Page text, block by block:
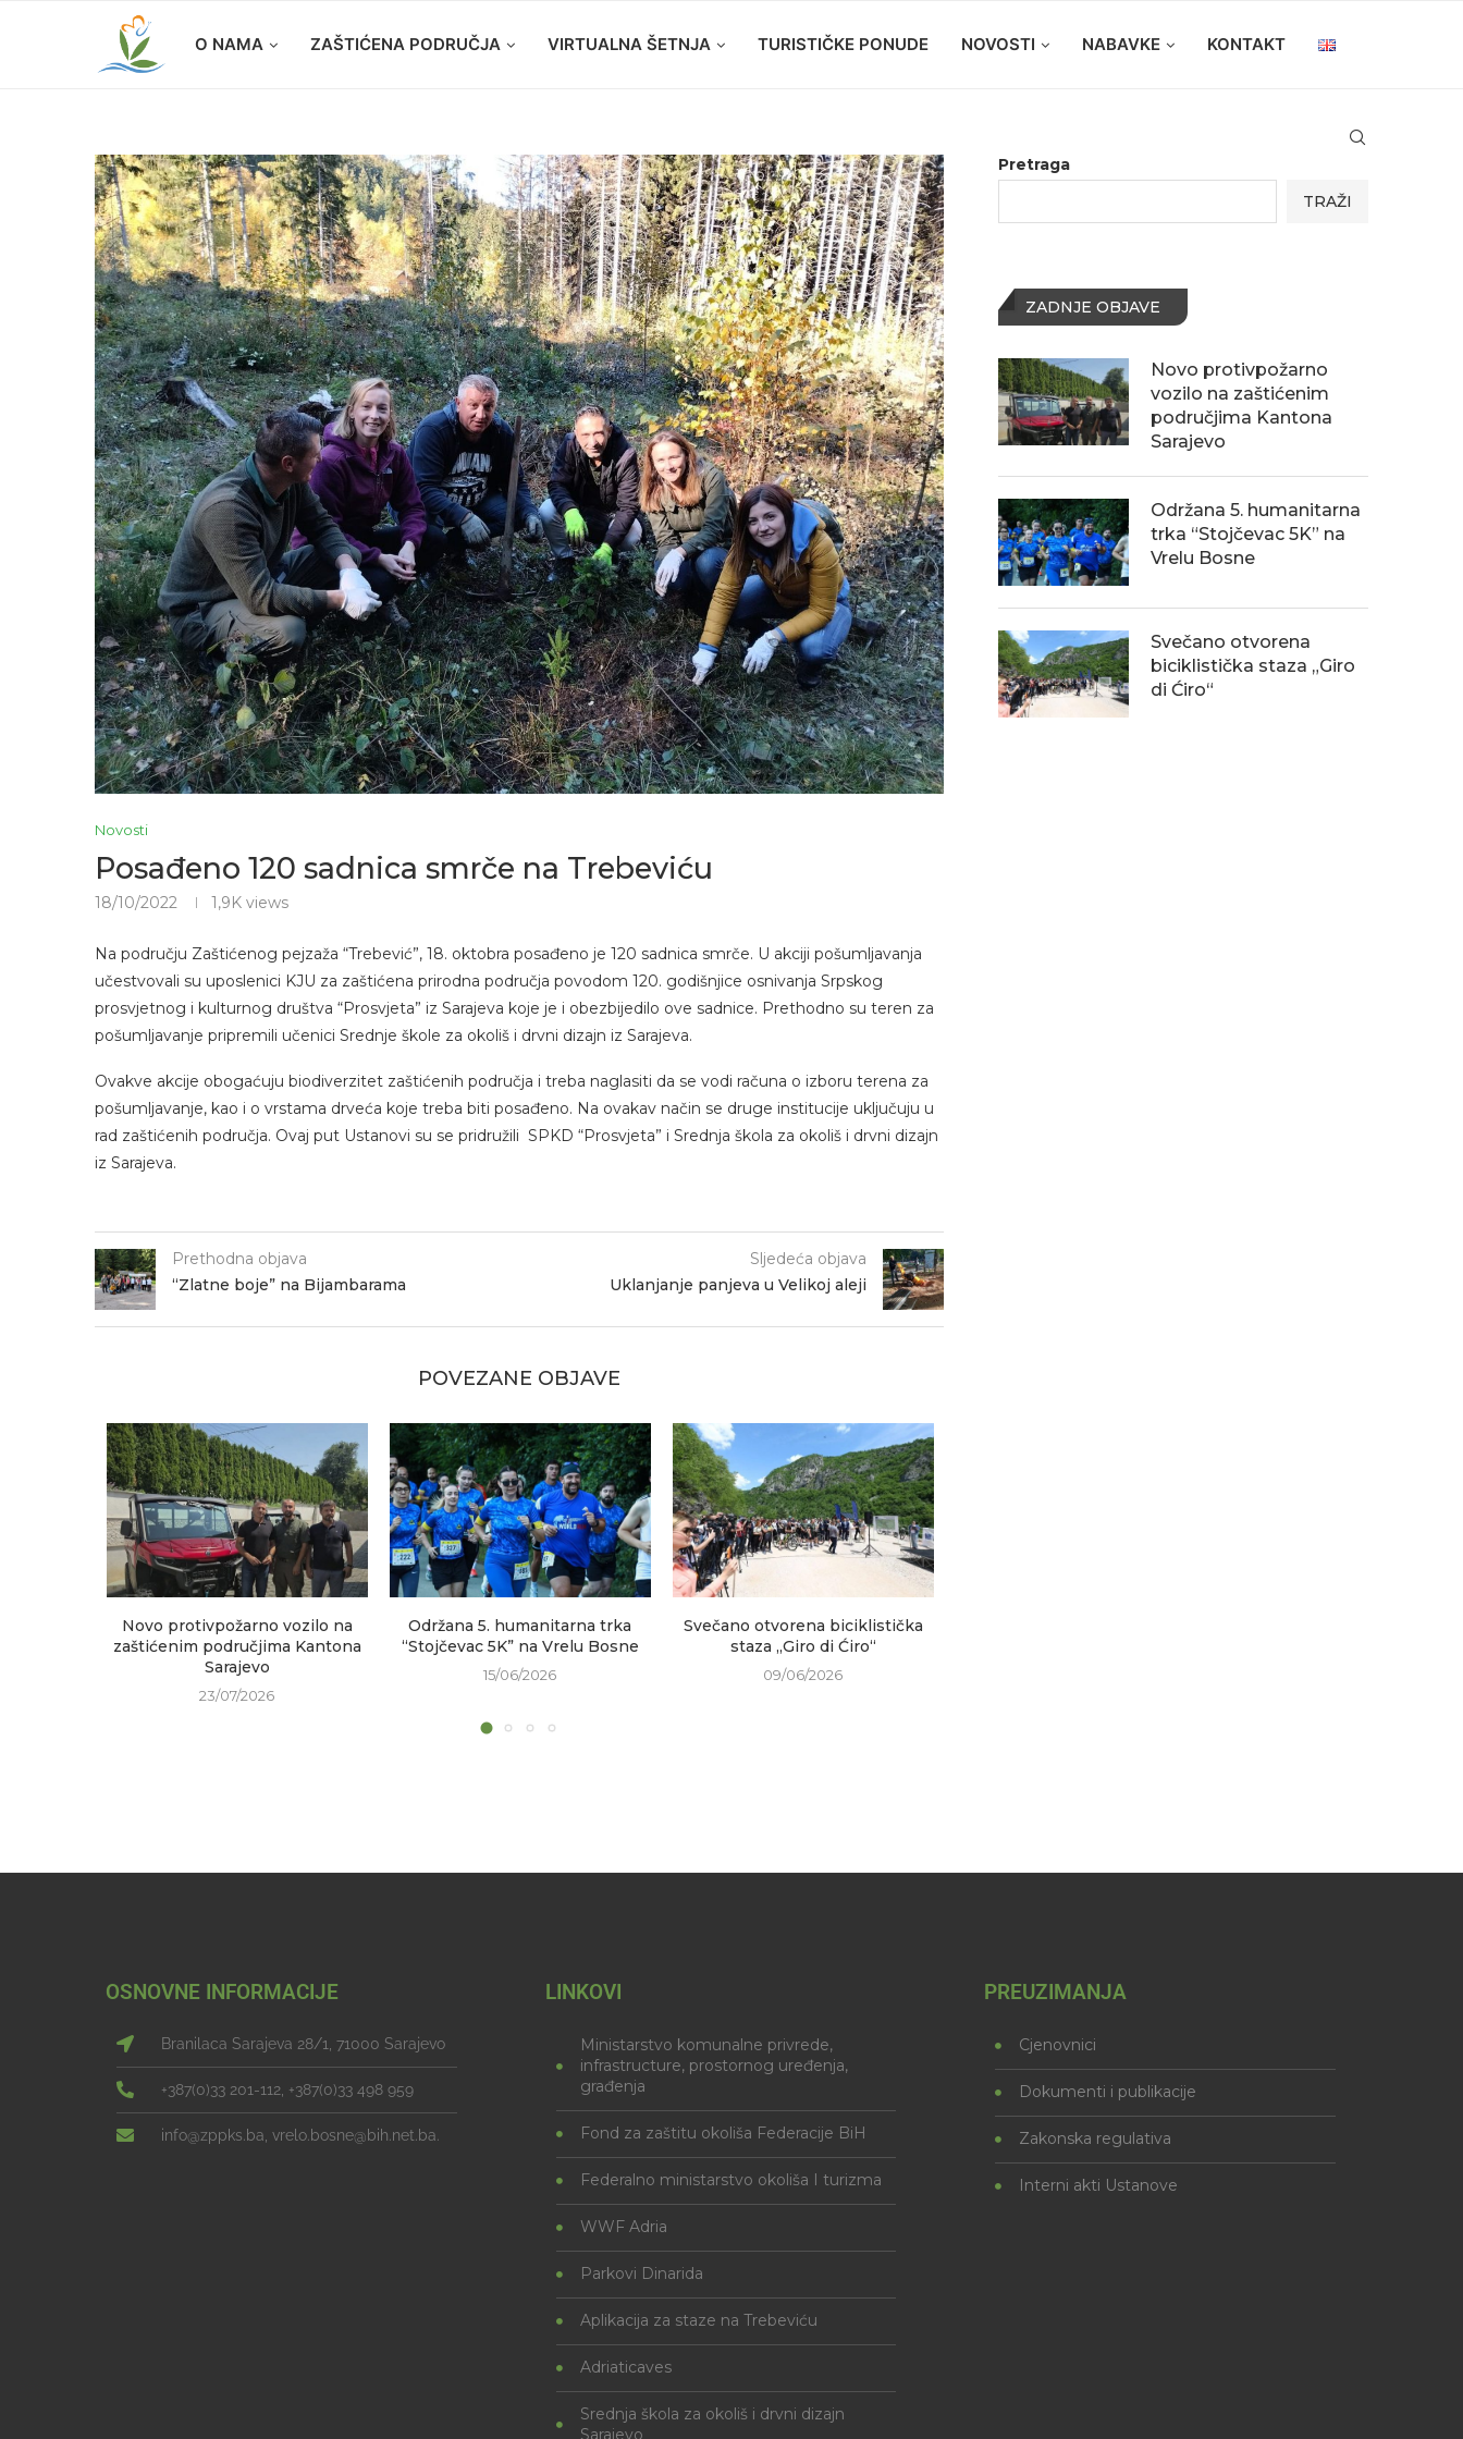
O NAMA ZAŠTIĆENA PODRUČJA VIRTUALNA ŠETNJA TURISTIČKE PONUDE NOVOSTI NABAVKE KONTAKT
Novosti
Posađeno 120 sadnica smrče na Trebeviću
18/10/2022 1,9K views
Na području Zaštićenog pejzaža “Trebević”, 18. oktobra posađeno je 120 sadnica smrče. U akciji pošumljavanja
učestvovali su uposlenici KJU za zaštićena prirodna područja povodom 120. godišnjice osnivanja Srpskog
prosvjetnog i kulturnog društva “Prosvjeta” iz Sarajeva koje je i obezbijedilo ove sadnice. Prethodno su teren za
pošumljavanje pripremili učenici Srednje škole za okoliš i drvni dizajn iz Sarajeva.
Ovakve akcije obogaćuju biodiverzitet zaštićenih područja i treba naglasiti da se vodi računa o izboru terena za
pošumljavanje, kao i o vrstama drveća koje treba biti posađeno. Na ovakav način se druge institucije uključuju u
rad zaštićenih područja. Ovaj put Ustanovi su se pridružili SPKD “Prosvjeta” i Srednja škola za okoliš i drvni dizajn
iz Sarajeva.
Prethodna objava
“Zlatne boje” na Bijambarama
Sljedeća objava
Uklanjanje panjeva u Velikoj aleji
POVEZANE OBJAVE
Novo protivpožarno vozilo na
zaštićenim područjima Kantona
Sarajevo
23/07/2026
Održana 5. humanitarna trka
“Stojčevac 5K” na Vrelu Bosne
15/06/2026
Svečano otvorena biciklistička
staza „Giro di Ćiro“
09/06/2026
Pretraga
TRAŽI
ZADNJE OBJAVE
Novo protivpožarno
vozilo na zaštićenim
područjima Kantona
Sarajevo
Održana 5. humanitarna
trka “Stojčevac 5K” na
Vrelu Bosne
Svečano otvorena
biciklistička staza „Giro
di Ćiro“
OSNOVNE INFORMACIJE
Branilaca Sarajeva 28/1, 71000 Sarajevo
+387(0)33 201-112, +387(0)33 498 959
info@zppks.ba, vrelo.bosne@bih.net.ba.
LINKOVI
Ministarstvo komunalne privrede,
infrastructure, prostornog uređenja,
građenja
Fond za zaštitu okoliša Federacije BiH
Federalno ministarstvo okoliša I turizma
WWF Adria
Parkovi Dinarida
Aplikacija za staze na Trebeviću
Adriaticaves
Srednja škola za okoliš i drvni dizajn
Sarajevo
PREUZIMANJA
Cjenovnici
Dokumenti i publikacije
Zakonska regulativa
Interni akti Ustanove